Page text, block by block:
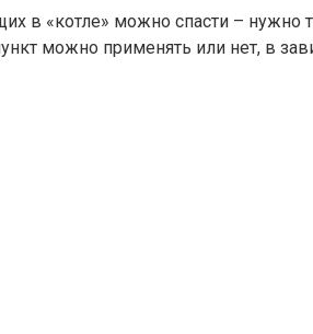
в «котле» можно спасти – нужно
можно применять или нет, в